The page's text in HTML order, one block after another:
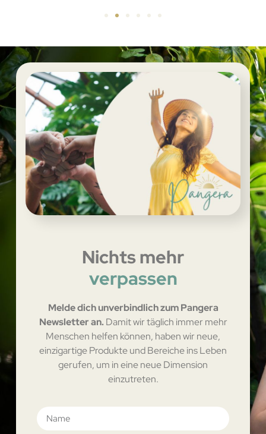
Nichts mehr
verpassen
Melde dich unverbindlich zum Pangera
Newsletter an.Damit wir täglich immer mehr
Menschen helfen können, haben wir neue,
einzigartige Produkte und Bereiche ins Leben
gerufen, um in eine neue Dimension
einzutreten.